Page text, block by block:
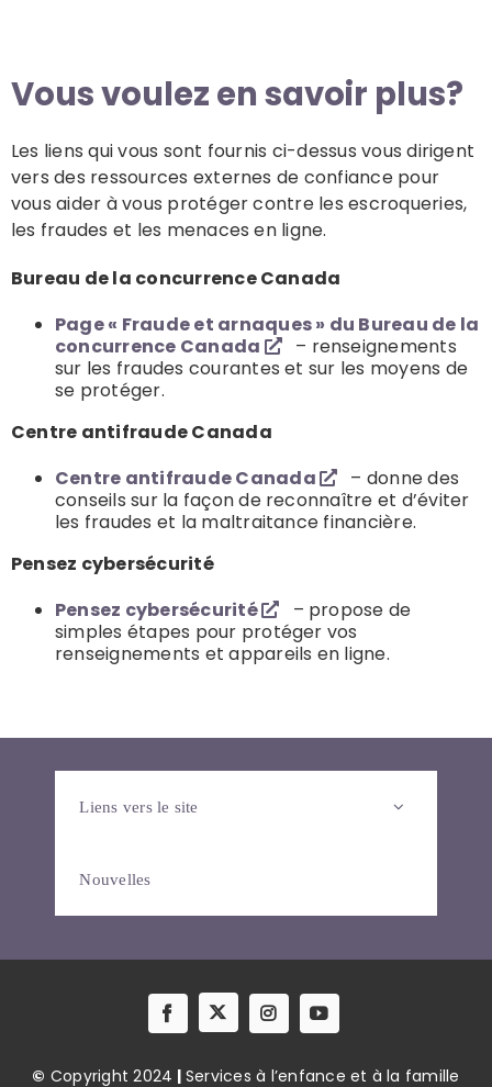
Vous voulez en savoir plus?
Les liens qui vous sont fournis ci-dessus vous dirigent
vers des ressources externes de confiance pour
vous aider à vous protéger contre les escroqueries,
les fraudes et les menaces en ligne.
Bureau de la concurrence Canada
Page « Fraude et arnaques » du Bureau de la
concurrence Canada
– renseignements
sur les fraudes courantes et sur les moyens de
se protéger.
Centre antifraude Canada
Centre antifraude Canada
– donne des
conseils sur la façon de reconnaître et d’éviter
les fraudes et la maltraitance financière.
Pensez cybersécurité
Pensez cybersécurité
– propose de
simples étapes pour protéger vos
renseignements et appareils en ligne.
Liens vers le site
Nouvelles
© Copyright 2024 | Services à l’enfance et à la famille